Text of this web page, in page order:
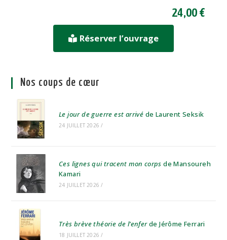
24,00 €
Réserver l’ouvrage
Nos coups de cœur
Le jour de guerre est arrivé de Laurent Seksik
24 JUILLET 2026 /
Ces lignes qui tracent mon corps de Mansoureh
Kamari
24 JUILLET 2026 /
Très brève théorie de l’enferde Jérôme Ferrari
18 JUILLET 2026 /